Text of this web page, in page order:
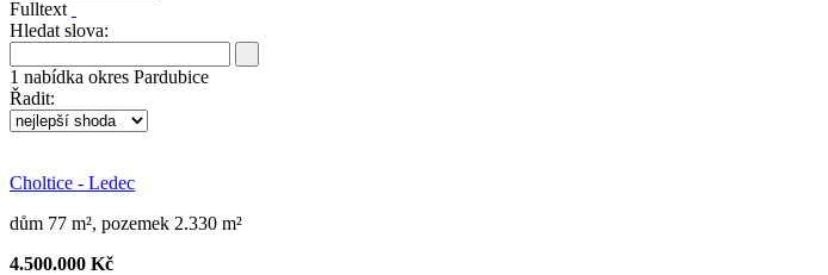
Fulltext
Hledat slova:
1 nabídka okres Pardubice
Řadit:
Choltice - Ledec
dům 77 m², pozemek 2.330 m²
4.500.000 Kč